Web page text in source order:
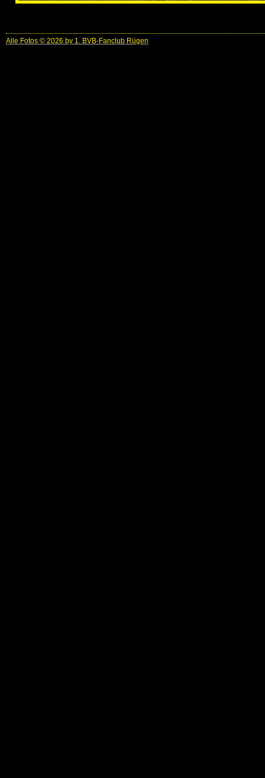
Alle Fotos © 2026 by 1. BVB-Fanclub Rügen